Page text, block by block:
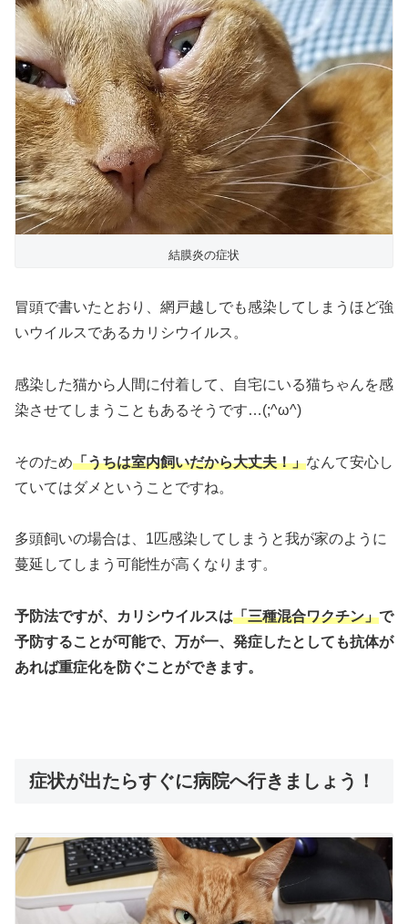
結膜炎の症状
冒頭で書いたとおり、網戸越しでも感染してしまうほど強
いウイルスであるカリシウイルス。
感染した猫から人間に付着して、自宅にいる猫ちゃんを感
染させてしまうこともあるそうです…(;^ω^)
そのため「うちは室内飼いだから大丈夫！」なんて安心し
ていてはダメということですね。
多頭飼いの場合は、1匹感染してしまうと我が家のように
蔓延してしまう可能性が高くなります。
予防法ですが、カリシウイルスは「三種混合ワクチン」で
予防することが可能で、 万が一、発症したとしても抗体が
あれば重症化を防ぐことができます。
症状が出たらすぐに病院へ行きましょう！